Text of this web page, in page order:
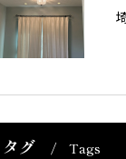
タグ Tags